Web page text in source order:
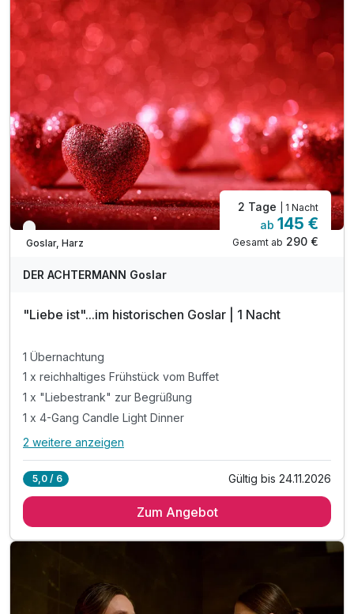
inkl. Entspannung im Wellness & Spa Bereich
inkl. Finnische Sauna 90°& Bio Sauna 60°
inkl. Eisbrunnen & Rainshower Duschen
inkl. Infrarot Kabine
inkl. Leihbademantel und -Slipper
inkl. Parkplatz
Verfügbar bis November
Goslar, Harz
2 Tage | 1 Nacht
ab 145 €
Gesamt ab 290 €
DER ACHTERMANN Goslar
"Liebe ist"...im historischen Goslar | 1 Nacht
1 Übernachtung
1 x reichhaltiges Frühstück vom Buffet
1 x "Liebestrank" zur Begrüßung
1 x 4-Gang Candle Light Dinner
Alle Inklusivleistungen
1 x reichhaltiges Frühstück vom Buffet
inkl. Nutzung des Wohlfühlbereichs
2 weitere anzeigen
5,0 / 6 Gültig bis 24.11.2026
Zum Angebot